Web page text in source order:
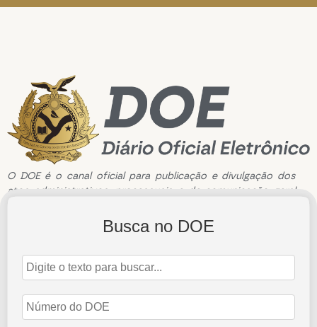
O DOE é o canal oficial para publicação e divulgação dos
atos administrativos, processuais e de comunicação geral
Edição de n°3583 de 2 de Julho de 2025
2 de julho de 2025
Abrir Edição
Busca no DOE